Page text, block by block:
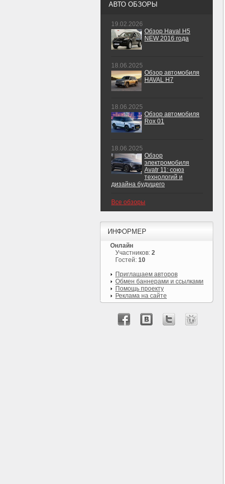
АВТО ОБЗОРЫ
19.02.2026
Обзор Haval H5
NEW 2016 года
18.06.2025
Обзор автомобиля
HAVAL H7
18.06.2025
Обзор автомобиля
Rox 01
18.06.2025
Обзор
электромобиля
Avatr 11: союз
технологий и
дизайна будущего
Все обзоры
ИНФОРМЕР
Онлайн
Участников: 2
Гостей: 10
Приглашаем авторов
Обмен баннерами и ссылками
Помощь проекту
Реклама на сайте